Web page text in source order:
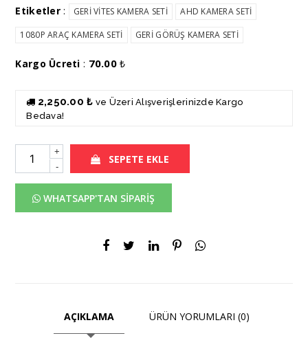
Etiketler: GERİ VİTES KAMERA SETİ
AHD KAMERA SETİ
1080P ARAÇ KAMERA SETİ
GERİ GÖRÜŞ KAMERA SETİ
Kargo Ücreti : 70.00 ₺
2,250.00 ₺ ve Üzeri Alışverişlerinizde Kargo
Bedava!
+
-
SEPETE EKLE
WHATSAPP'TAN SİPARİŞ
AÇIKLAMA ÜRÜN YORUMLARI (0)